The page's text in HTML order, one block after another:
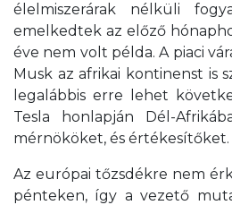
élelmiszerárak nélküli
emelkedtek az előző
éve nem volt példa. A piaci
Musk az afrikai kontinenst is
legalábbis erre lehet
Tesla honlapján Dél-
mérnököket, és értékesítőket.
Az európai tőzsdékre nem
pénteken, így a vezető